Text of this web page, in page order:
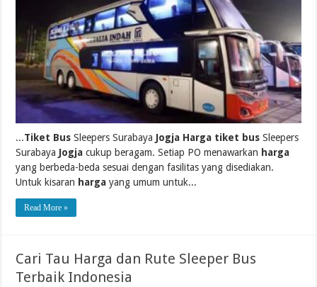
...Tiket Bus Sleepers Surabaya Jogja Harga tiket bus Sleepers
Surabaya Jogja cukup beragam. Setiap PO menawarkan harga
yang berbeda-beda sesuai dengan fasilitas yang disediakan.
Untuk kisaran harga yang umum untuk...
Read More »
Cari Tau Harga dan Rute Sleeper Bus
Terbaik Indonesia